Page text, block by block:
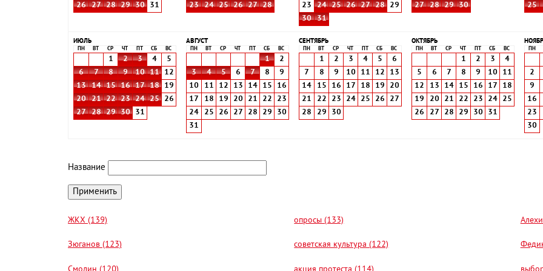
26
27 28 29 30 31
23
24 25 26 27 28
23
24 25 26 27 28
29
30
31
27
28 29 30
25
ИЮЛЬ
ПН ВТ СР ЧТ СБ ВС
1 2 3 4
5
6
7 8 9 10 11
12
13
14 15 16 17 18
19
20
21 22 23 24 25
26
27
28 29 30 31
АВГУСТ
ПН ВТ СР ЧТ СБ ВС
1
2
3
4 5 6 7 8
9
10
11 12 13 14 15
16
17
18 19 20 21 22
23
24
25 26 27 28 29
30
31
СЕНТЯБРЬ
ПН ВТ СР ЧТ СБ ВС
1 2 3 4 5
6
7
8 9 10 11 12
13
14
15 16 17 18 19
20
21
22 23 24 25 26
27
28
29 30
ОКТЯБРЬ
ПН ВТ СР ЧТ СБ ВС
1 2 3
4
5
6 7 8 9 10
11
12
13 14 15 16 17
18
19
20 21 22 23 24
25
26
27 28 29 30 31
ПН
2
9
16
23
30
Название
ЖКХ (139) опросы (133)
Зюганов (123) советская культура (122)
Смолин (120) акция протеста (114)